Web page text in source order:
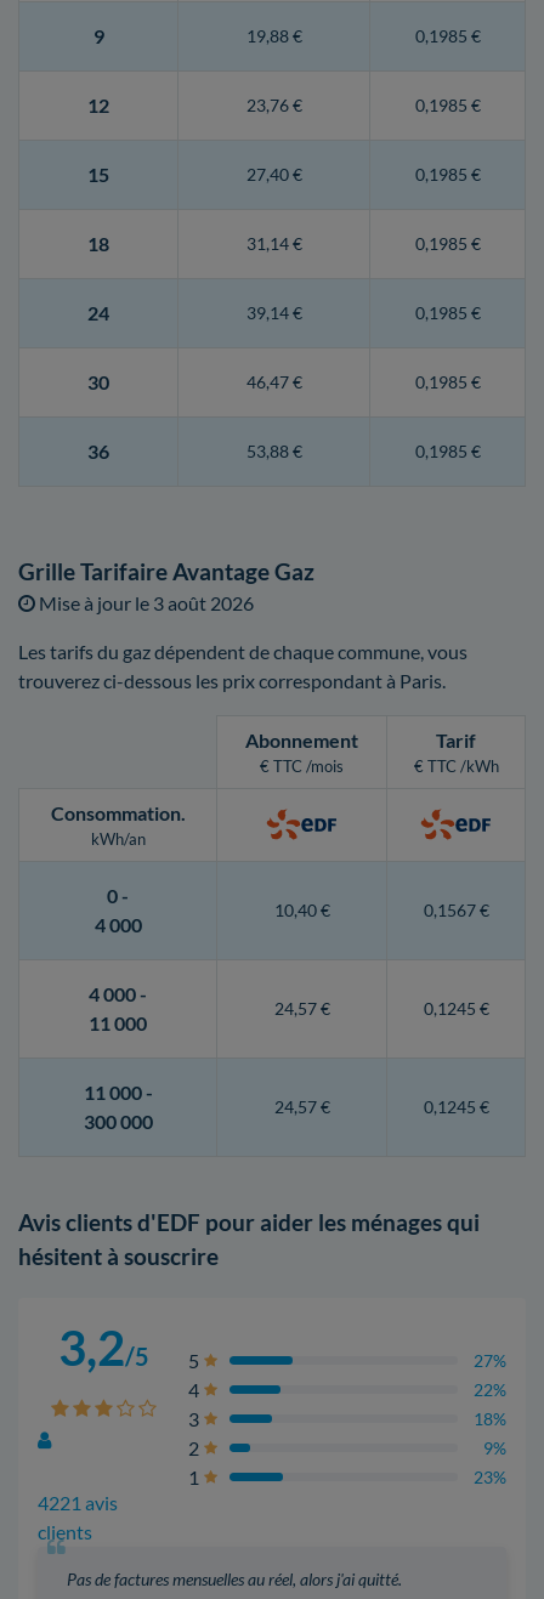
9 19,88 € 0,1985 €
12 23,76 € 0,1985 €
15 27,40 € 0,1985 €
18 31,14 € 0,1985 €
24 39,14 € 0,1985 €
30 46,47 € 0,1985 €
36 53,88 € 0,1985 €
Grille Tarifaire Avantage Gaz
Mise à jour le 3 août 2026
Les tarifs du gaz dépendent de chaque commune, vous
trouverez ci-dessous les prix correspondant à Paris.
Abonnement
€ TTC /mois
Tarif
€ TTC /kWh
Consommation.
kWh/an
0 -
4 000
10,40 € 0,1567 €
4 000 -
11 000
24,57 € 0,1245 €
11 000 -
300 000
24,57 € 0,1245 €
Avis clients d'EDF pour aider les ménages qui
hésitent à souscrire
3,2/5
4221 avis
clients
5 27%
4 22%
3 18%
2 9%
1 23%
Pas de factures mensuelles au réel, alors j'ai quitté.